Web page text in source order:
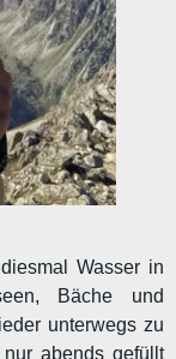
Wasser in
Bäche und
unterwegs zu
abends gefüllt